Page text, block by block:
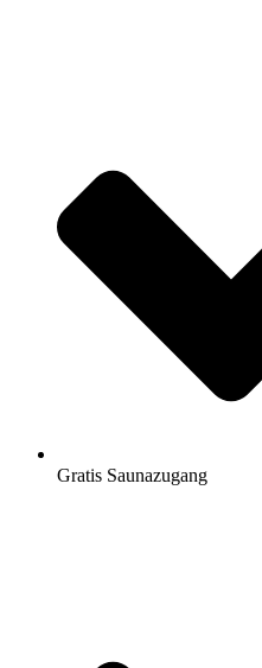
Gratis Saunazugang